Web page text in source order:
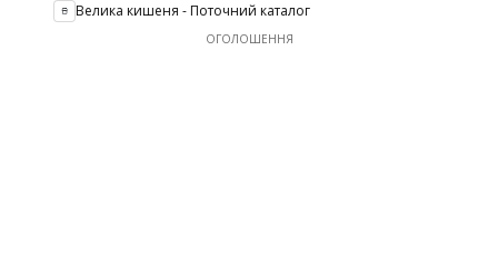
Велика кишеня - Поточний каталог
ОГОЛОШЕННЯ